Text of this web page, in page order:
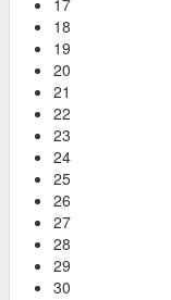
17
18
19
20
21
22
23
24
25
26
27
28
29
30